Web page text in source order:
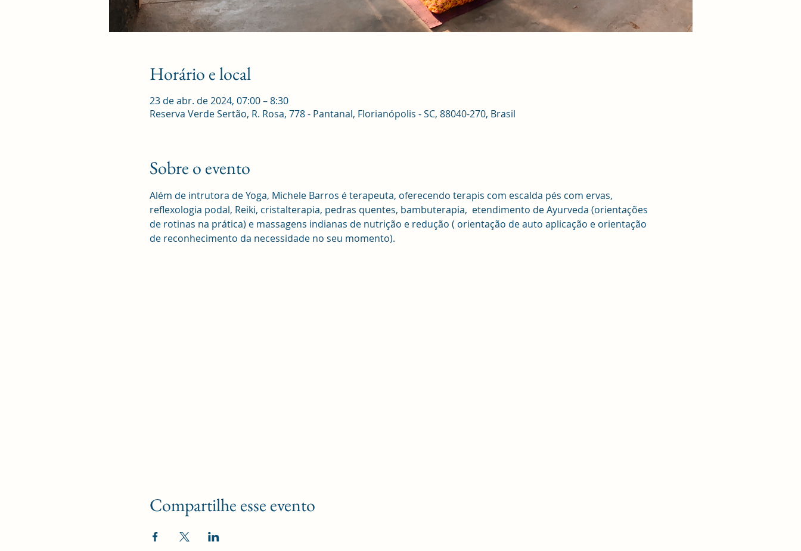
Horário e local
23 de abr. de 2024, 07:00 – 8:30
Reserva Verde Sertão, R. Rosa, 778 - Pantanal, Florianópolis - SC, 88040-270, Brasil
Sobre o evento
Além de intrutora de Yoga, Michele Barros é terapeuta, oferecendo terapis com escalda pés com ervas,
reflexologia podal, Reiki, cristalterapia, pedras quentes, bambuterapia,  etendimento de Ayurveda (orientações
de rotinas na prática) e massagens indianas de nutrição e redução ( orientação de auto aplicação e orientação
de reconhecimento da necessidade no seu momento).
Compartilhe esse evento